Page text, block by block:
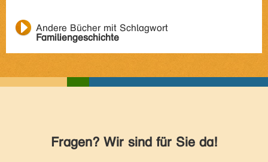
Andere Bücher mit Schlagwort
Familiengeschichte